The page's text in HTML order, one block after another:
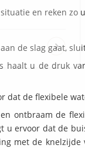
en reken zo
de slag gaat,
haalt u de druk
dat de flexibele
ontbraam de
u ervoor dat de
met de knelzijde